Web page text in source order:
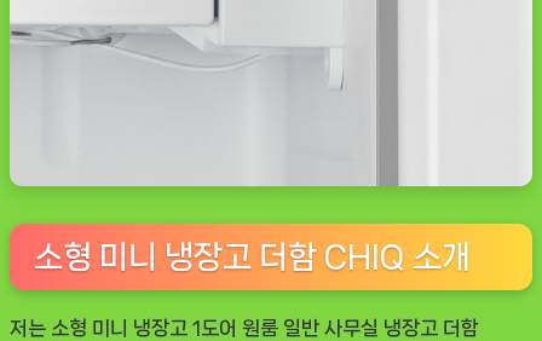
소형 미니 냉장고 더함 CHIQ 소개
저는 소형 미니 냉장고 1도어 원룸 일반 사무실 냉장고 더함